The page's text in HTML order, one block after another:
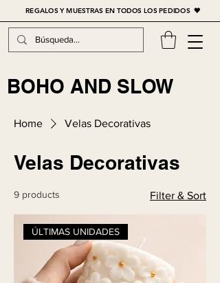
BOHO AND SLOW
REGALOS Y MUESTRAS EN TODOS LOS PEDIDOS 🖤
Home Velas Decorativas
Velas Decorativas
9 products Filter & Sort
ÚLTIMAS UNIDADES